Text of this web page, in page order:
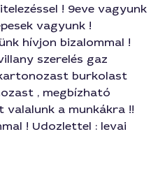
! 9eve vagyunk
vagyunk !
hívjon bizalommal !
szerelés gaz
burkolast
, megbízható
a munkákra !!
! Udozlettel : levai